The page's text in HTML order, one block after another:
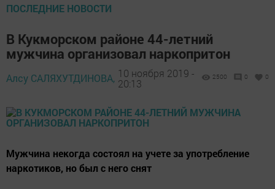
ПОСЛЕДНИЕ НОВОСТИ
В Кукморском районе 44-летний
мужчина организовал наркопритон
Алсу САЛЯХУТДИНОВА, 10 ноября 2019 -
20:13
2500 0 0
Мужчина некогда состоял на учете за употребление
наркотиков, но был с него снят